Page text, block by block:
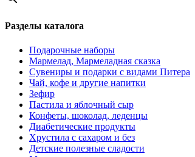
Разделы каталога
Подарочные наборы
Мармелад, Мармеладная сказка
Сувениры и подарки с видами Питера
Чай, кофе и другие напитки
Зефир
Пастила и яблочный сыр
Конфеты, шоколад, леденцы
Диабетические продукты
Хрустила с сахаром и без
Детские полезные сладости